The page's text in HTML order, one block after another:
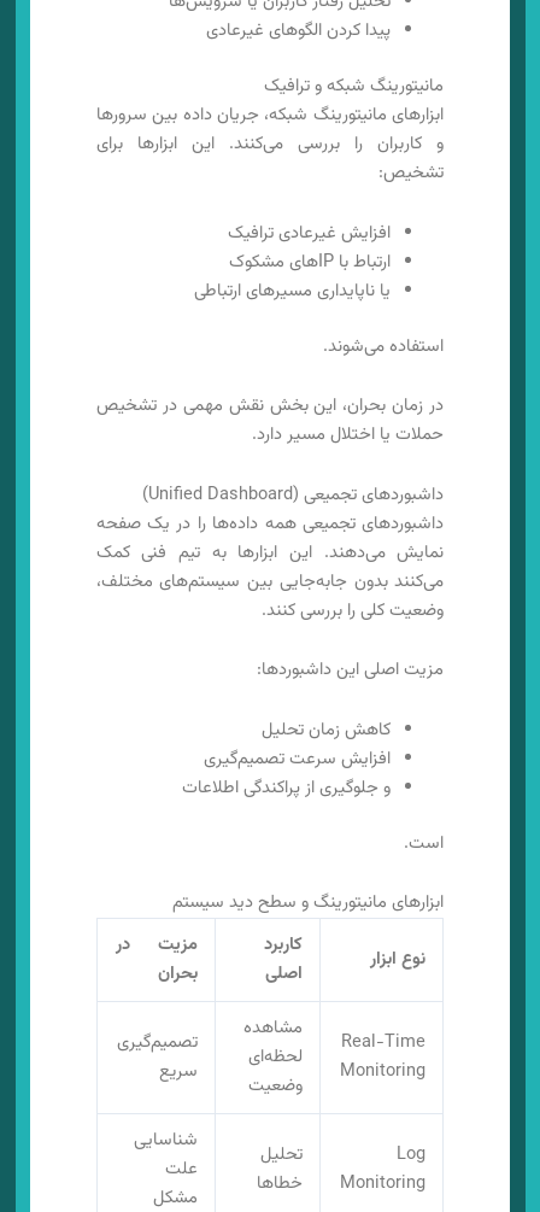
پیدا کردن الگوهای غیرعادی
مانیتورینگ شبکه و ترافیک
ابزارهای مانیتورینگ شبکه، جریان داده بین سرورها
و کاربران را بررسی می‌کنند. این ابزارها برای
تشخیص:
افزایش غیرعادی ترافیک
ارتباط با IPهای مشکوک
یا ناپایداری مسیرهای ارتباطی
استفاده می‌شوند.
در زمان بحران، این بخش نقش مهمی در تشخیص
حملات یا اختلال مسیر دارد.
داشبوردهای تجمیعی (Unified Dashboard)
داشبوردهای تجمیعی همه داده‌ها را در یک صفحه
نمایش می‌دهند. این ابزارها به تیم فنی کمک
می‌کنند بدون جابه‌جایی بین سیستم‌های مختلف،
وضعیت کلی را بررسی کنند.
مزیت اصلی این داشبوردها:
کاهش زمان تحلیل
افزایش سرعت تصمیم‌گیری
و جلوگیری از پراکندگی اطلاعات
است.
ابزارهای مانیتورینگ و سطح دید سیستم
نوع ابزار
کاربرد
اصلی
مزیت در
بحران
Real-Time
Monitoring
مشاهده
لحظه‌ای
وضعیت
تصمیم‌گیری
سریع
Log
Monitoring
تحلیل
خطاها
شناسایی
علت
مشکل